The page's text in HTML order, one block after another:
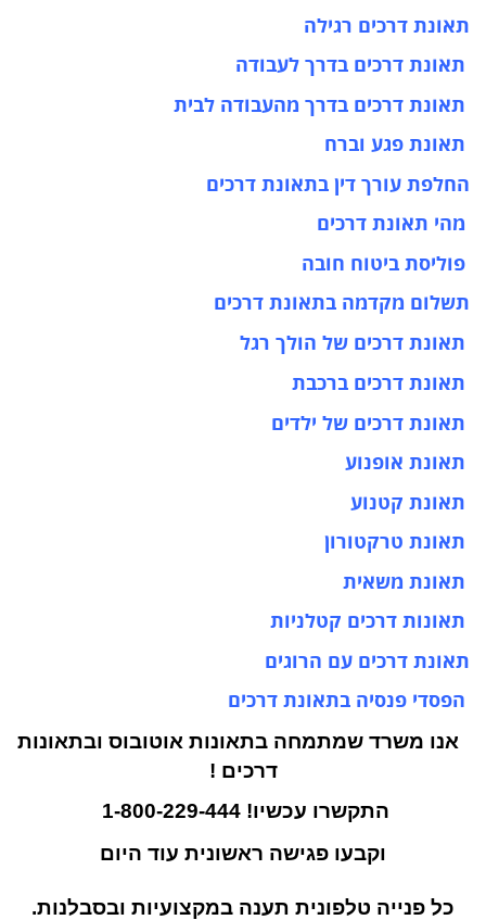
תאונת דרכים רגילה
תאונת דרכים בדרך לעבודה
תאונת דרכים בדרך מהעבודה לבית
תאונת פגע וברח
החלפת עורך דין בתאונת דרכים
מהי תאונת דרכים
פוליסת ביטוח חובה
תשלום מקדמה בתאונת דרכים
תאונת דרכים של הולך רגל
תאונת דרכים ברכבת
תאונת דרכים של ילדים
תאונת אופנוע
תאונת קטנוע
תאונת טרקטורון
תאונת משאית
תאונות דרכים קטלניות
תאונת דרכים עם הרוגים
הפסדי פנסיה בתאונת דרכים
אנו משרד שמתמחה בתאונות אוטובוס ובתאונות
דרכים !
התקשרו עכשיו!
וקבעו פגישה ראשונית עוד היום
כל פנייה טלפונית תענה במקצועיות ובסבלנות.